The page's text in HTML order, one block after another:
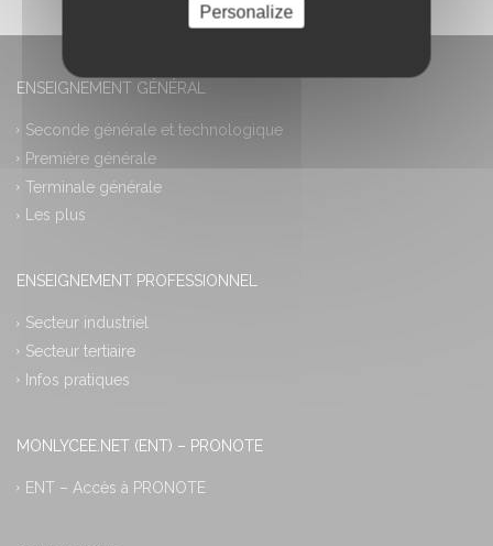
ENSEIGNEMENT GÉNÉRAL
Seconde générale et technologique
Première générale
Terminale générale
Les plus
ENSEIGNEMENT PROFESSIONNEL
Secteur industriel
Secteur tertiaire
Infos pratiques
MONLYCEE.NET (ENT) – PRONOTE
ENT – Accès à PRONOTE
Personalize